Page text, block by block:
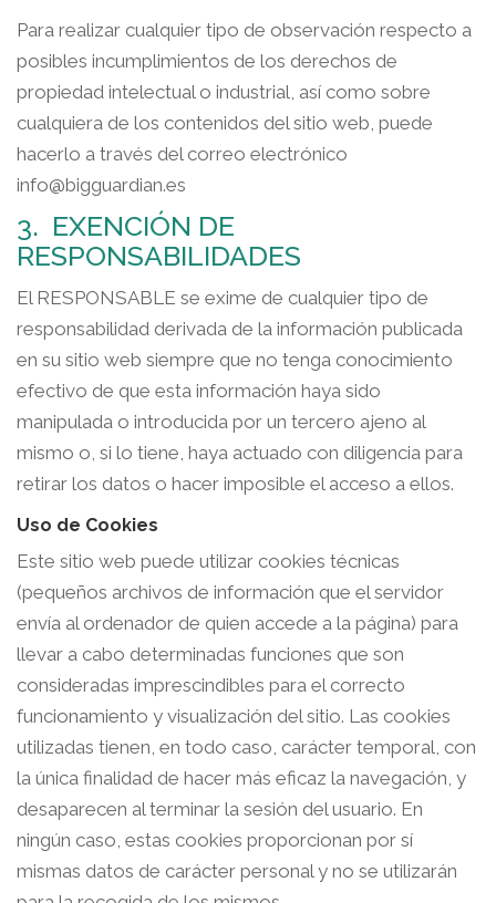
Para realizar cualquier tipo de observación respecto a
posibles incumplimientos de los derechos de
propiedad intelectual o industrial, así como sobre
cualquiera de los contenidos del sitio web, puede
hacerlo a través del correo electrónico
info@bigguardian.es
3. EXENCIÓN DE
RESPONSABILIDADES
El RESPONSABLE se exime de cualquier tipo de
responsabilidad derivada de la información publicada
en su sitio web siempre que no tenga conocimiento
efectivo de que esta información haya sido
manipulada o introducida por un tercero ajeno al
mismo o, si lo tiene, haya actuado con diligencia para
retirar los datos o hacer imposible el acceso a ellos.
Uso de Cookies
Este sitio web puede utilizar cookies técnicas
(pequeños archivos de información que el servidor
envía al ordenador de quien accede a la página) para
llevar a cabo determinadas funciones que son
consideradas imprescindibles para el correcto
funcionamiento y visualización del sitio. Las cookies
utilizadas tienen, en todo caso, carácter temporal, con
la única finalidad de hacer más eficaz la navegación, y
desaparecen al terminar la sesión del usuario. En
ningún caso, estas cookies proporcionan por sí
mismas datos de carácter personal y no se utilizarán